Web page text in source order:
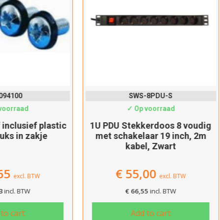
SWS-8PDU-S
✓ Op voorraad
Stekkerdoos 8 voudig
19 inch, 2m
€55,00
€ 66,55
Add to cart
SWS-8PDU
✓ Op voorraad
1U PDU Stekkerdoos
zonder schakelaar 19
kabel, Zwart
€50,00
€ 60,50
Add to cart